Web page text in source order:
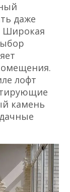
даже
Широкая
лофт
камень